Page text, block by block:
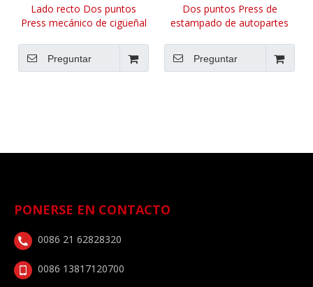
Lado recto Dos puntos
Press mecánico de cigüeñal
Preguntar
Dos puntos Press de
estampado de autopartes
Preguntar
PONERSE EN CONTACTO
0086 21 62828320
0086 13817120700